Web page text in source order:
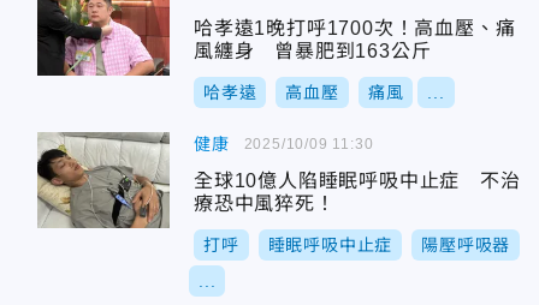
哈孝遠1晚打呼1700次！高血壓、痛
風纏身 曾暴肥到163公斤
哈孝遠 高血壓 痛風
健康
全球10億人陷睡眠呼吸中止症 不治
療恐中風猝死！
打呼 睡眠呼吸中止症 陽壓呼吸器
2025/10/09 11:30